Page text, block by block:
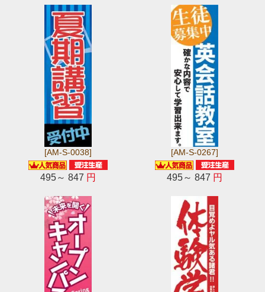
[AM-S-0038]
495～ 847 円
[AM-S-0267]
495～ 847 円